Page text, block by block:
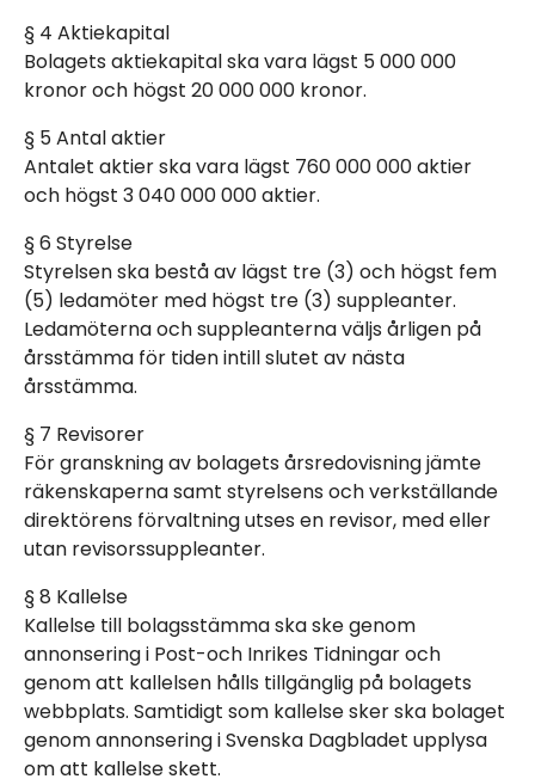
§ 4 Aktiekapital
Bolagets aktiekapital ska vara lägst 5 000 000
kronor och högst 20 000 000 kronor.
§ 5 Antal aktier
Antalet aktier ska vara lägst 760 000 000 aktier
och högst 3 040 000 000 aktier.
§ 6 Styrelse
Styrelsen ska bestå av lägst tre (3) och högst fem
(5) ledamöter med högst tre (3) suppleanter.
Ledamöterna och suppleanterna väljs årligen på
årsstämma för tiden intill slutet av nästa
årsstämma.
§ 7 Revisorer
För granskning av bolagets årsredovisning jämte
räkenskaperna samt styrelsens och verkställande
direktörens förvaltning utses en revisor, med eller
utan revisorssuppleanter.
§ 8 Kallelse
Kallelse till bolagsstämma ska ske genom
annonsering i Post-och Inrikes Tidningar och
genom att kallelsen hålls tillgänglig på bolagets
webbplats. Samtidigt som kallelse sker ska bolaget
genom annonsering i Svenska Dagbladet upplysa
om att kallelse skett.